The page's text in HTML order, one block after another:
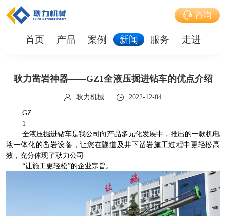
咨询
首页 产品 案例 新闻 服务 走进
耿力凿岩神器——GZ1全液压掘进钻车的优点介绍
耿力机械
2022-12-04
GZ
1
全液压掘进钻车是我公司向产品多元化发展中，推出的一款机电
液一体化的凿岩设备，让您在隧道及井下凿岩施工过程中更轻松高
效，充分体现了耿力公司
“让施工更轻松”的企业宗旨。